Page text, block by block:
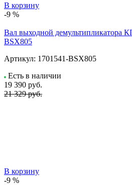
В корзину
-9 %
Вал выходной демультипликатора
BSX805
Артикул: 1701541-BSX805
Есть в наличии
19 390 руб.
21 329 руб.
В корзину
-9 %